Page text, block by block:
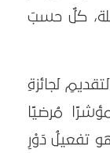
كلٌ حسبَ
لجائزةِ
مُرضيًا
تفعيلُ دَوْرِ